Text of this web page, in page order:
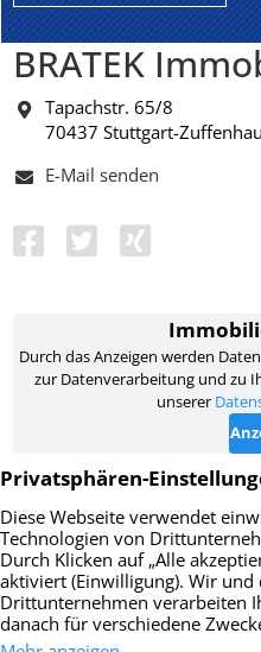
BRATEK
Tapachstr. 65/8
70437 Stuttgart-
E-Mail senden
Impressum Datenschutz
Widerrufsbelehrung